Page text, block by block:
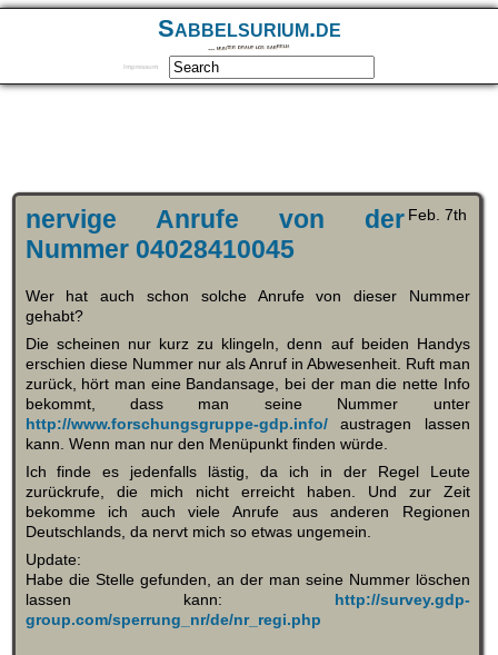
Sabbelsurium.de
… munter drauf los sabbeln
Impressum
Feb. 7th
nervige Anrufe von der
Nummer 04028410045
Wer hat auch schon solche Anrufe von dieser Nummer
gehabt?
Die scheinen nur kurz zu klingeln, denn auf beiden Handys
erschien diese Nummer nur als Anruf in Abwesenheit. Ruft man
zurück, hört man eine Bandansage, bei der man die nette Info
bekommt, dass man seine Nummer unter
http://www.forschungsgruppe-gdp.info/austragen lassen
kann. Wenn man nur den Menüpunkt finden würde.
Ich finde es jedenfalls lästig, da ich in der Regel Leute
zurückrufe, die mich nicht erreicht haben. Und zur Zeit
bekomme ich auch viele Anrufe aus anderen Regionen
Deutschlands, da nervt mich so etwas ungemein.
Update:
Habe die Stelle gefunden, an der man seine Nummer löschen
lassen kann: http://survey.gdp-
group.com/sperrung_nr/de/nr_regi.php